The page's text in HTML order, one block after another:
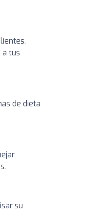
a tus
de dieta
su